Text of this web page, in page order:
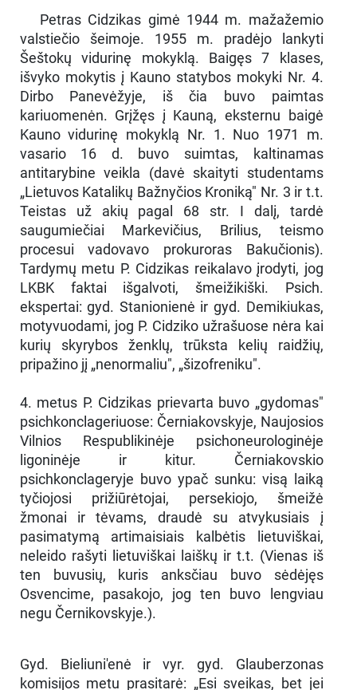
Petras Cidzikas gimė 1944 m. mažažemio
valstiečio šeimoje. 1955 m. pradėjo lankyti
Šeštokų vidurinę mokyklą. Baigęs 7 klases,
išvyko mokytis į Kauno statybos mokyki Nr. 4.
Dirbo Panevėžyje, iš čia buvo paimtas
kariuomenėn. Grįžęs į Kauną, eksternu baigė
Kauno vidurinę mokyklą Nr. 1. Nuo 1971 m.
vasario 16 d. buvo suimtas, kaltinamas
antitarybine veikla (davė skaityti studentams
„Lietuvos Katalikų Bažnyčios Kroniką" Nr. 3 ir t.t.
Teistas už akių pagal 68 str. I dalį, tardė
saugumiečiai Markevičius, Brilius, teismo
procesui vadovavo prokuroras Bakučionis).
Tardymų metu P. Cidzikas reikalavo įrodyti, jog
LKBK faktai išgalvoti, šmeižikiški. Psich.
ekspertai: gyd. Stanionienė ir gyd. Demikiukas,
motyvuodami, jog P. Cidziko užrašuose nėra kai
kurių skyrybos ženklų, trūksta kelių raidžių,
pripažino jį „nenormaliu", „šizofreniku".
4. metus P. Cidzikas prievarta buvo „gydomas"
psichkonclageriuose: Černiakovskyje, Naujosios
Vilnios Respublikinėje psichoneurologinėje
ligoninėje ir kitur. Černiakovskio
psichkonclageryje buvo ypač sunku: visą laiką
tyčiojosi prižiūrėtojai, persekiojo, šmeižė
žmonai ir tėvams, draudė su atvykusiais į
pasimatymą artimaisiais kalbėtis lietuviškai,
neleido rašyti lietuviškai laiškų ir t.t. (Vienas iš
ten buvusių, kuris anksčiau buvo sėdėjęs
Osvencime, pasakojo, jog ten buvo lengviau
negu Černikovskyje.).
Gyd. Bieliuni'enė ir vyr. gyd. Glauberzonas
komisijos metu prasitarė: „Esi sveikas, bet jei